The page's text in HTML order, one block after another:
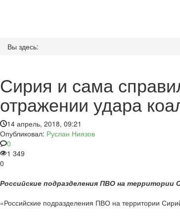
Вы здесь:
Сирия и сама
отражении удара
14 апрель, 2018, 09:21
Опубликовал: Руслан Ниязов
0
1 349
0
Российские подразделения ПВО на
«Российские подразделения ПВО на территории